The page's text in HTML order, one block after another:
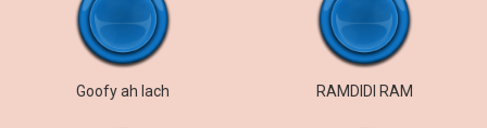
Goofy ah lach RAMDIDI RAM